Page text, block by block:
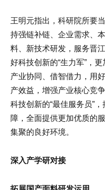
王明元指出，科研院所要
持强链补链、企业需求、
料、新技术研发，服务晋
好科技创新的“生力军”，
产业协同、借智借力，用
产效益，增强产业核心竞
科技创新的“最佳服务员”
障，全面提供更加优质的
集聚的良好环境。
深入产学研对接